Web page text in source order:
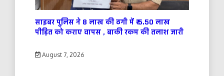
साइबर पुलिस ने 8 लाख की ठगी में ₹ 5.50 लाख
पीड़ित को कराए वापस , बाकी रकम की तलाश जारी
August 7, 2026